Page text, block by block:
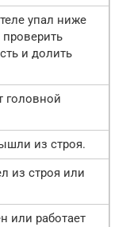
упал ниже
и долить
головной
из строя.
из строя или
или работает